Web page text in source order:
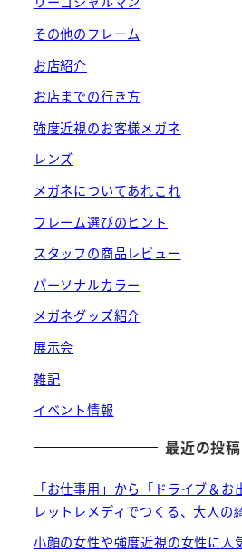
その他のフレーム
お店紹介
お店までの行き方
強度近視のお客様メガネ
レンズ
メガネについてあれこれ
フレーム選びのヒント
スタッフの商品レビュー
パーソナルカラー
メガネグッズ紹介
展示会
雑記
イベント情報
最近の投稿
「お仕事用」から「ドライブ＆
レットレメディでつくる、大人の
小顔の女性や強度近視の女性に人